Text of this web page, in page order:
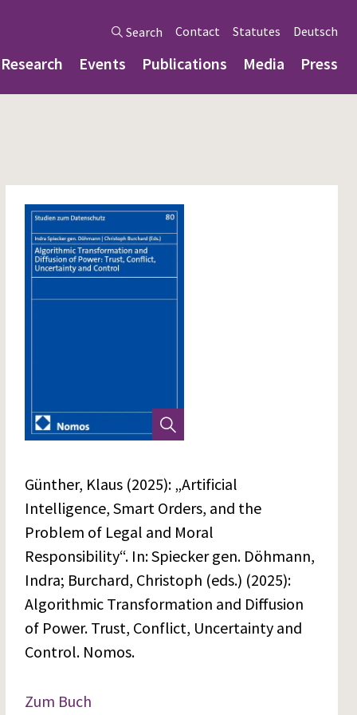
Search Contact Statutes Deutsch
Research Events Publications Media Press
Günther, Klaus (2025): „Artificial
Intelligence, Smart Orders, and the
Problem of Legal and Moral
Responsibility“. In: Spiecker gen. Döhmann,
Indra; Burchard, Christoph (eds.) (2025):
Algorithmic Transformation and Diffusion
of Power. Trust, Conflict, Uncertainty and
Control. Nomos.
Zum Buch